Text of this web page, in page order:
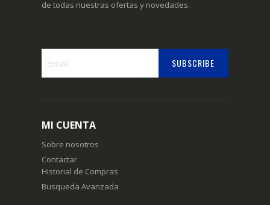
de todas nuestras ofertas y novedades.
de
noticias:
SUBSCRIBE
MI CUENTA
Sobre nosotros
Contactar
Historial de Compras
Busqueda Avanzada